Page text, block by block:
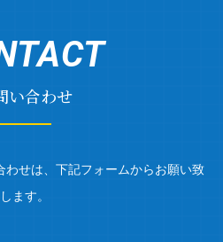
い合わせ
わせは、下記フォームからお願い致
します。